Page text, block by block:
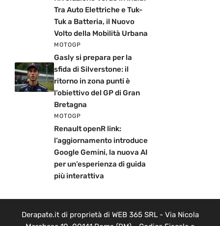
Tra Auto Elettriche e Tuk-
Tuk a Batteria, il Nuovo
Volto della Mobilità Urbana
MOTOGP
Gasly si prepara per la
sfida di Silverstone: il
ritorno in zona punti è
l’obiettivo del GP di Gran
Bretagna
MOTOGP
Renault openR link:
l’aggiornamento introduce
Google Gemini, la nuova AI
per un’esperienza di guida
più interattiva
Derapate.it di proprietà di WEB 365 SRL - Via Nicola